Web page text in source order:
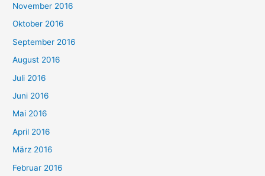
November 2016
Oktober 2016
September 2016
August 2016
Juli 2016
Juni 2016
Mai 2016
April 2016
März 2016
Februar 2016